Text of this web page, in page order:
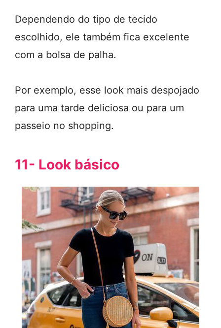
Dependendo do tipo de tecido
escolhido, ele também fica excelente
com a bolsa de palha.
Por exemplo, esse look mais despojado
para uma tarde deliciosa ou para um
passeio no shopping.
11- Look básico